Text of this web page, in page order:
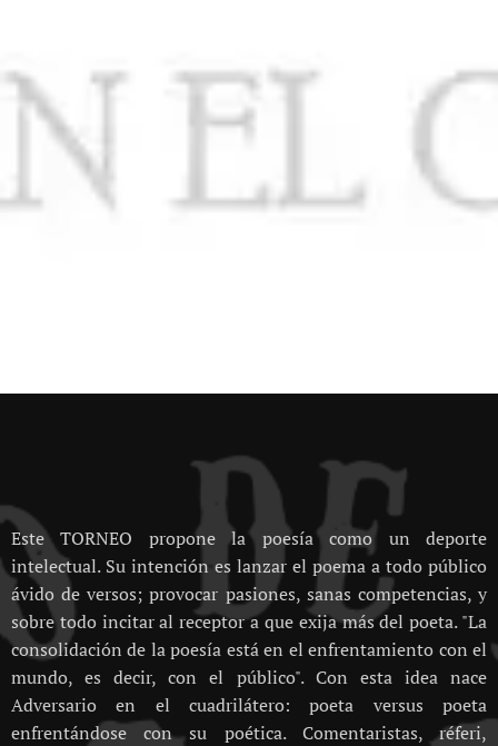
Este TORNEO propone la poesía como un deporte
intelectual. Su intención es lanzar el poema a todo público
ávido de versos; provocar pasiones, sanas competencias, y
sobre todo incitar al receptor a que exija más del poeta. "La
consolidación de la poesía está en el enfrentamiento con el
mundo, es decir, con el público". Con esta idea nace
Adversario en el cuadrilátero: poeta versus poeta
enfrentándose con su poética. Comentaristas, réferi,